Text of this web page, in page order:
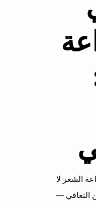
الشعر لا
التعافي —